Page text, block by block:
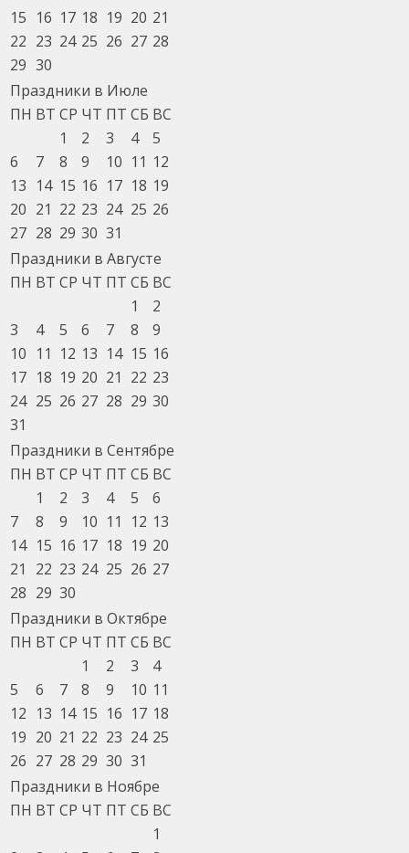
15 16 17 18 19 20 21
22 23 24 25 26 27 28
29 30
Праздники в Июле
ПН ВТ СР ЧТ ПТ СБ ВС
1
2 3 4
5
6
7 8 9 10 11 12
13 14 15 16 17 18 19
20 21 22 23 24 25 26
27 28 29 30 31
Праздники в Августе
ПН ВТ СР ЧТ ПТ СБ ВС
1
2
3
4 5 6 7 8
9
10 11 12 13 14 15 16
17 18 19 20 21 22 23
24 25 26 27 28 29 30
31
Праздники в Сентябре
ПН ВТ СР ЧТ ПТ СБ ВС
1
2 3 4 5
6
7
8 9 10 11 12 13
14 15 16 17 18 19 20
21
22 23 24 25 26 27
28 29 30
Праздники в Октябре
ПН ВТ СР ЧТ ПТ СБ ВС
1
2 3
4
5
6 7 8 9 10 11
12 13 14 15 16 17 18
19 20 21 22 23 24 25
26 27 28 29 30 31
Праздники в Ноябре
ПН ВТ СР ЧТ ПТ СБ ВС
1